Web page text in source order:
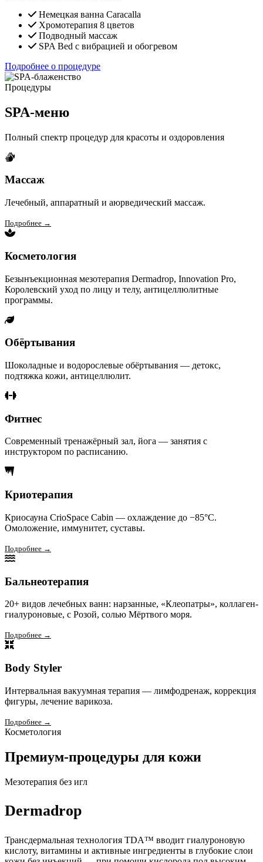
Немецкая ванна Caracalla
Хромотерапия 8 цветов
Подводный массаж
SPA Bed с вибрацией и обогревом
Подробнее о процедуре
Процедуры
SPA-меню
Полный спектр процедур для красоты и оздоровления
Массаж
Лечебный, аппаратный и аюрведический массаж.
Подробнее →
Косметология
Безынъекционная мезотерапия Dermadrop, Innovation Pro,
Королевский уход по лицу и телу, антицеллюлитные
программы.
Обёртывания
Шоколадные и водорослевые обёртывания — детокс,
подтяжка кожи, антицеллюлит.
Фитнес
Современный тренажёрный зал, йога — занятия с
инструктором по расписанию.
Криотерапия
Криосауна CrioSpace Cabin — охлаждение до −85°C.
Омоложение, иммунитет, суставы.
Подробнее →
Бальнеотерапия
20+ видов лечебных ванн: нарзанные, «Клеопатры», коллаген-
гиалуроновые, с Розой, солью Мёртвого моря.
Подробнее →
Body Styler
Интервальная вакуумная терапия — лимфодренаж, коррекция
фигуры, лечение варикоза.
Подробнее →
Косметология
Премиум-процедуры для кожи
Мезотерапия без игл
Dermadrop
Трансдермальная технология TDA™ вводит гиалуроновую
кислоту, витамины и активные ингредиенты в глубокие слои